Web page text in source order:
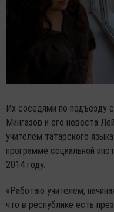
Их соседями по подъезду
Мингазов и его невеста
учителем татарского
программе социальной
2014 году.
«Работаю учителем,
что в республике есть